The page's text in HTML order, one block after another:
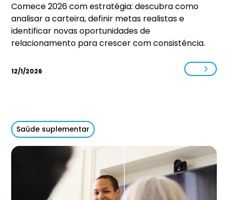
Comece 2026 com estratégia: descubra como
analisar a carteira, definir metas realistas e
identificar novas oportunidades de
relacionamento para crescer com consistência.
12/1/2026
Saúde suplementar